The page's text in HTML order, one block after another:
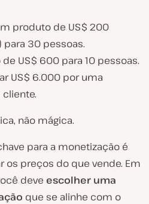
produto de US$ 200
30 pessoas.
US$ 600 para 10 pessoas.
US$ 6.000 por uma
não mágica.
para a monetização é
preços do que vende. Em
deve escolher uma
que se alinhe com o